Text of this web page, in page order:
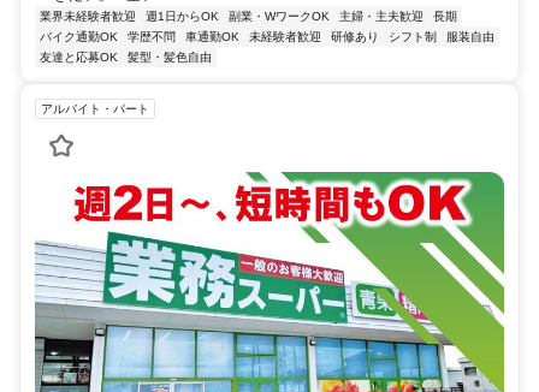
業界未経験者歓迎 週1日からOK 副業・WワークOK 主婦・主夫歓迎
長期
バイク通勤OK
学歴不問 車通勤OK 未経験者歓迎 研修あり シフト制
服装自由
友達と応募OK
髪型・髪色自由
アルバイト・パート